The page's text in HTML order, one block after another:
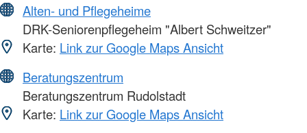
Alten- und Pflegeheime
DRK-Seniorenpflegeheim "Albert Schweitzer"
Karte: Link zur Google Maps Ansicht
Beratungszentrum
Beratungszentrum Rudolstadt
Karte: Link zur Google Maps Ansicht